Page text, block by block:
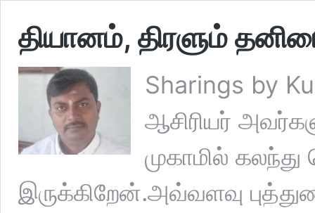
தியானம், திரளும்
Sharings by
ஆசிரியர்
முகாமில்
இருக்கிறேன்.அவ்வளவு